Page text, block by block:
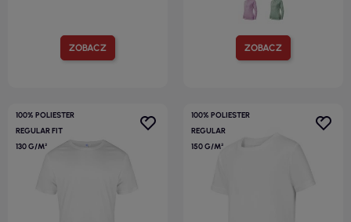
ZOBACZ ZOBACZ
100% POLIESTER
REGULAR FIT
130 G/M²
100% POLIESTER
REGULAR
150 G/M²